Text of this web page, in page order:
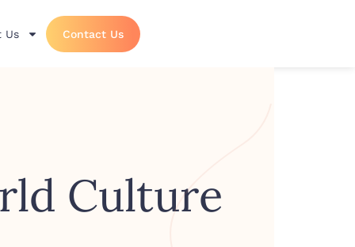
Us Contact Us
Culture